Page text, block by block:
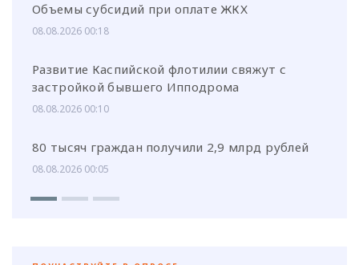
Объемы субсидий при оплате ЖКХ
08.08.2026 00:18
Развитие Каспийской флотилии свяжут с
застройкой бывшего Ипподрома
08.08.2026 00:10
80 тысяч граждан получили 2,9 млрд рублей
08.08.2026 00:05